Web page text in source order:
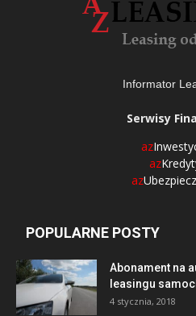
Informator
Serwisy
az
az
az
POPULARNE POSTY
Abonament na
leasingu
4 stycznia, 2018